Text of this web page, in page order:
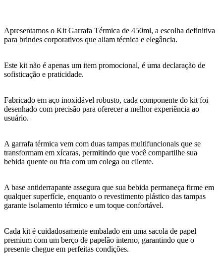
Apresentamos o Kit Garrafa Térmica de 450ml, a escolha definitiva
para brindes corporativos que aliam técnica e elegância.
Este kit não é apenas um item promocional, é uma declaração de
sofisticação e praticidade.
Fabricado em aço inoxidável robusto, cada componente do kit foi
desenhado com precisão para oferecer a melhor experiência ao
usuário.
A garrafa térmica vem com duas tampas multifuncionais que se
transformam em xícaras, permitindo que você compartilhe sua
bebida quente ou fria com um colega ou cliente.
A base antiderrapante assegura que sua bebida permaneça firme em
qualquer superfície, enquanto o revestimento plástico das tampas
garante isolamento térmico e um toque confortável.
Cada kit é cuidadosamente embalado em uma sacola de papel
premium com um berço de papelão interno, garantindo que o
presente chegue em perfeitas condições.